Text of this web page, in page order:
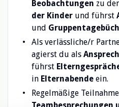
Beobachtungen zu
der Kinderund führst
und
Als verlässliche/r
agierst du als
führst
in Elternabendeein.
Regelmäßige